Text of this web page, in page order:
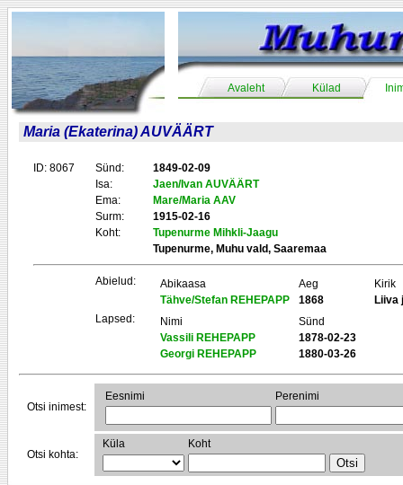
Avaleht Külad
Maria (Ekaterina) AUVÄÄRT
ID: 8067 Sünd:
1849-02-09
Isa:
Jaen/Ivan AUVÄÄRT
Ema:
Mare/Maria AAV
Surm:
1915-02-16
Koht:
Tupenurme Mihkli-Jaagu
Tupenurme, Muhu vald, Saaremaa
Abielud: Abikaasa Aeg
Kirik
Tähve/Stefan REHEPAPP
1868
Liiva
Lapsed:
Nimi
Sünd
Vassili REHEPAPP
1878-02-23
Georgi REHEPAPP
1880-03-26
Otsi inimest:
Eesnimi Perenimi
Otsi kohta:
Küla Koht